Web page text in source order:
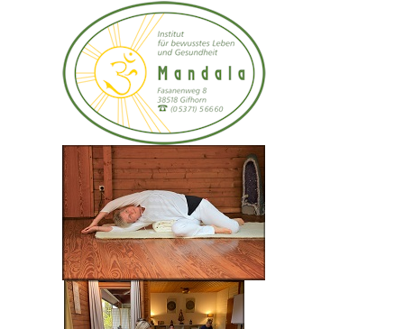
– 31. August 2025
Schamanische Ritualarbeit Teil 1
Erschaffe deine glückliche Gegenwart
Theoretische Einführung in schamanische Ritualarbeit